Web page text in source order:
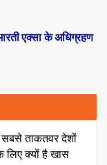
एक्सा के अधिग्रहण
ताकतवर देशों
क्यों है खास